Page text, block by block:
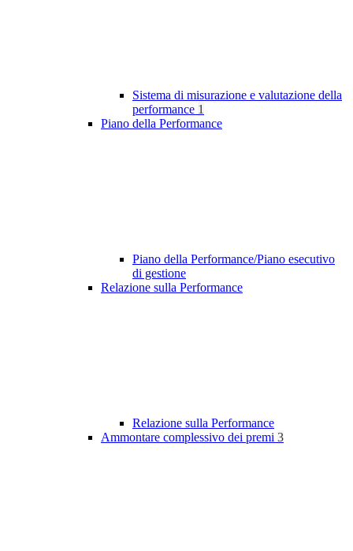
Sistema di misurazione e valutazione della
performance 1
Piano della Performance
Piano della Performance/Piano esecutivo
di gestione
Relazione sulla Performance
Relazione sulla Performance
Ammontare complessivo dei premi 3